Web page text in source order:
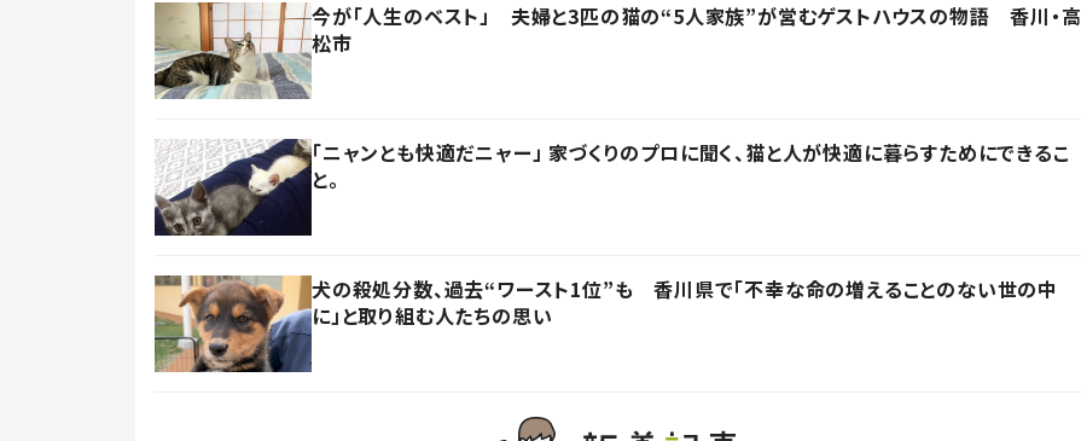
今が「人生のベスト」 夫婦と3匹の猫の“5人家族”が営むゲストハウスの物語 香川・高
松市
「ニャンとも快適だニャー」 家づくりのプロに聞く、猫と人が快適に暮らすためにできるこ
と。
犬の殺処分数、過去“ワースト1位”も 香川県で「不幸な命の増えることのない世の中
に」と取り組む人たちの思い